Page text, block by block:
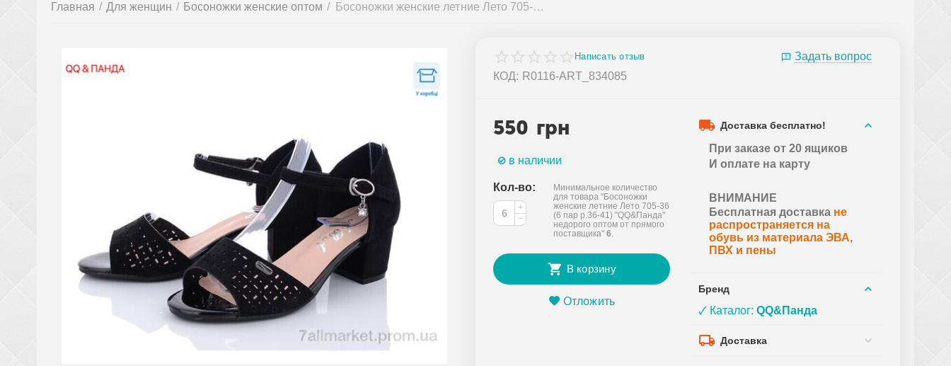
Главная / Для женщин / Босоножки женские оптом / Босоножки женские летние Лето 705-36 (6 пар р.36-41) "QQ&Панда" недорого оптом от прямого поставщика
Написать отзыв
Задать вопрос
КОД: R0116-ART_834085
550 грн
в наличии
Кол-во:
+
−
Минимальное количество
для товара "Босоножки
женские летние Лето 705-36
(6 пар р.36-41) "QQ&Панда"
недорого оптом от прямого
поставщика"6.
В корзину
Отложить
Доставка бесплатно!
При заказе от 20 ящиков
И оплате на карту
ВНИМАНИЕ
Бесплатная доставка не
распространяется на
обувь из материала ЭВА,
ПВХ и пены
Бренд
🗸 Каталог:QQ&Панда
Доставка